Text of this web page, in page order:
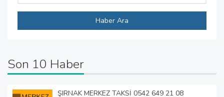
Haber Ara
Son 10 Haber
ŞIRNAK MERKEZ TAKSİ 0542 649 21 08